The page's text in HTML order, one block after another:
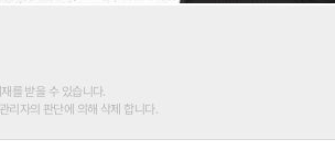
를 받을 수 있습니다.
리자의 판단에 의해 삭제 합니다.